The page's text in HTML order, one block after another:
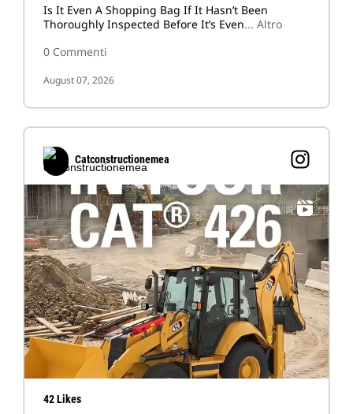
Is It Even A Shopping Bag If It Hasn’t Been
Thoroughly Inspected Before It’s Even... Altro
0 Commenti
August 07, 2026
Catconstructionemea
42 Likes